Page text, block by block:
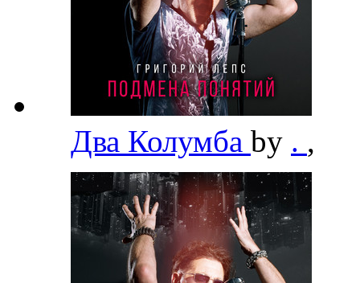
Два Колумба by . ,